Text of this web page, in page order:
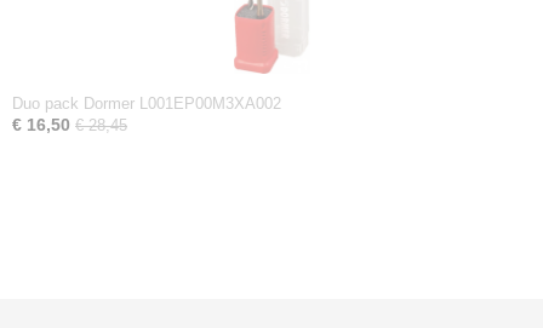
Duo pack Dormer L001EP00M3XA002
€ 16,50 € 28,45